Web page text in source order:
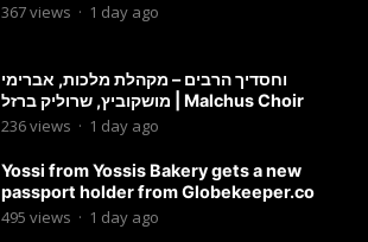
367views · 1 day ago
וחסדיך הרבים – מקהלת מלכות, אברימי
מושקוביץ, שרוליק ברזל | Malchus Choir
236views · 1 day ago
Yossi from Yossis Bakery gets a new
passport holder from Globekeeper.co
495 views · 1 day ago